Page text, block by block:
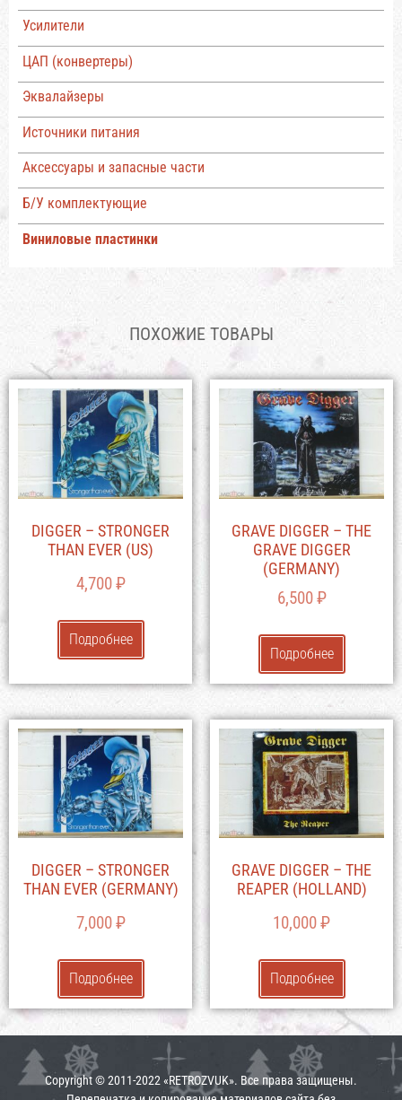
Усилители
ЦАП (конвертеры)
Эквалайзеры
Источники питания
Аксессуары и запасные части
Б/У комплектующие
Виниловые пластинки
ПОХОЖИЕ ТОВАРЫ
DIGGER – STRONGER
THAN EVER (US)
4,700₽
Подробнее
GRAVE DIGGER – THE
GRAVE DIGGER
(GERMANY)
6,500₽
Подробнее
DIGGER – STRONGER
THAN EVER (GERMANY)
7,000₽
Подробнее
GRAVE DIGGER – THE
REAPER (HOLLAND)
10,000₽
Подробнее
Copyright © 2011-2022 «RETROZVUK». Все права защищены.